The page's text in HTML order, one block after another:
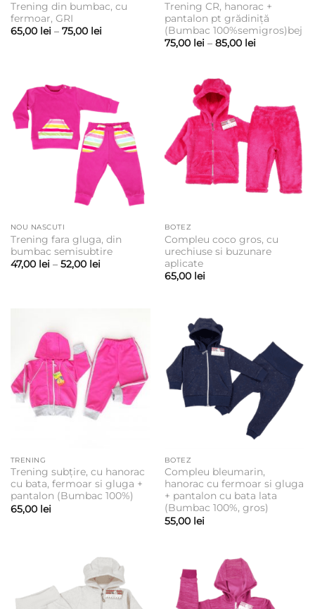
Trening din bumbac, cu
fermoar, GRI
65,00 lei – 75,00 leiInterval
Trening CR, hanorac +
pantalon pt grădiniță
(Bumbac 100%semigros)bej
75,00 lei – 85,00 leiInterval
NOU NASCUTI
Trening fara gluga, din
bumbac semisubtire
47,00 lei – 52,00 leiInterval
BOTEZ
Compleu coco gros, cu
urechiuse si buzunare
aplicate
65,00 lei
TRENING
Trening subțire, cu hanorac
cu bata, fermoar si gluga +
pantalon (Bumbac 100%)
65,00 lei
BOTEZ
Compleu bleumarin,
hanorac cu fermoar si gluga
+ pantalon cu bata lata
(Bumbac 100%, gros)
55,00 lei